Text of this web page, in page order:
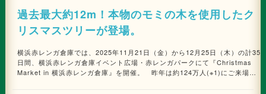
過去最大約12m！本物のモミの木を使用したク
リスマスツリーが登場。
横浜赤レンガ倉庫では、2025年11月21日（金）から12月25日（木）の計35
日間、横浜赤レンガ倉庫イベント広場・赤レンガパークにて『Christmas
Market in 横浜赤レンガ倉庫』を開催。 昨年は約124万人(※1)にご来場い